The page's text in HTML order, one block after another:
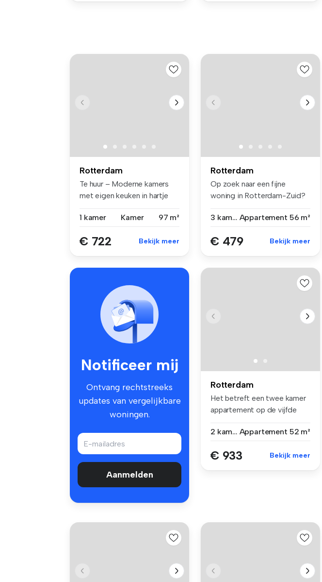
Rotterdam
Te huur – Moderne kamers
met eigen keuken in hartje
1 kamer
Kamer 97 m²
€ 722 Bekijk meer
Rotterdam
Op zoek naar een fijne
woning in Rotterdam-Zuid?
3 kamers Appartement 56 m²
€ 479 Bekijk meer
Notificeer mij
Ontvang rechtstreeks
updates van vergelijkbare
woningen.
Aanmelden
Rotterdam
Het betreft een twee kamer
appartement op de vijfde
2 kamers Appartement 52 m²
€ 933 Bekijk meer